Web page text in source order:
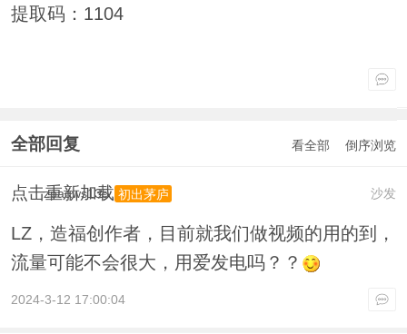
提取码：1104
全部回复 看全部 倒序浏览
点击重新加载 沙发
zpaqws135 初出茅庐
LZ，造福创作者，目前就我们做视频的用的到，
流量可能不会很大，用爱发电吗？？
2024-3-12 17:00:04